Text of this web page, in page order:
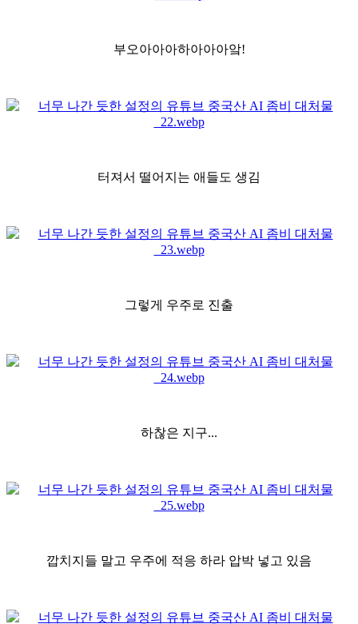
부오아아아하아아아앜!
터져서 떨어지는 애들도 생김
그렇게 우주로 진출
하찮은 지구...
깝치지들 말고 우주에 적응 하라 압박 넣고 있음